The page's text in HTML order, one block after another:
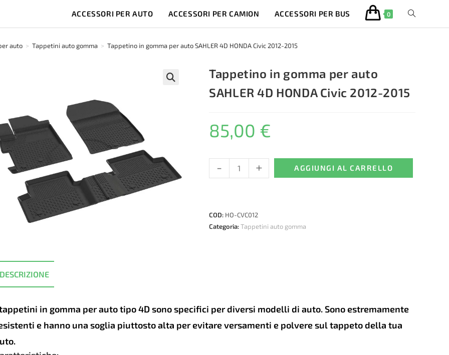
ACCESSORI PER AUTO ACCESSORI PER CAMION ACCESSORI PER BUS 0 ATTIVA/
SUL
auto > Tappetini auto gomma > Tappetino in gomma per auto SAHLER 4D HONDA Civic 2012-2015
Tappetino in gomma per auto
SAHLER 4D HONDA Civic 2012-2015
85,00 €
Tappetino
in
auto
SAHLER
- + AGGIUNGI AL CARRELLO
COD: HO-CVC012
Categoria:Tappetini auto gomma
in gomma per auto tipo 4D sono specifici per diversi modelli di auto. Sono estremamente
e hanno una soglia piuttosto alta per evitare versamenti e polvere sul tappeto della tua